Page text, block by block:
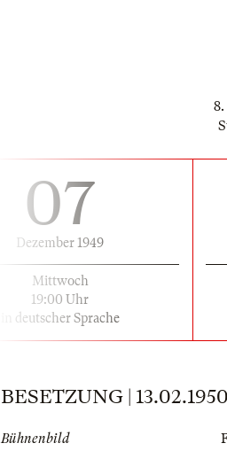
07
Dezember 1949
Mittwoch
19:00 Uhr
in deutscher Sprache
BESETZUNG | 13.02.1950
Bühnenbild